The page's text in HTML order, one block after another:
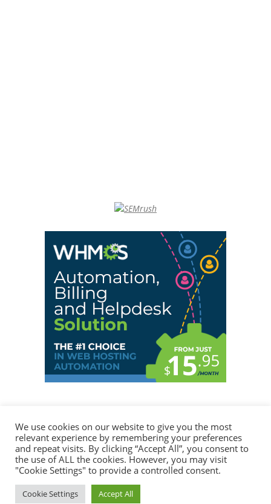
SOBRE MI SERVICIOS PORTFOLIO HERRAMIENTAS BLOG
© 2026Jose Bernalte desde Valencia con♥
Mapa del Sitio·Cookies· Términos de Uso·Privacidad
We use cookies on our website to give you the most
relevant experience by remembering your preferences
and repeat visits. By clicking “Accept All”, you consent to
the use of ALL the cookies. However, you may visit
"Cookie Settings" to provide a controlled consent.
Cookie Settings Accept All